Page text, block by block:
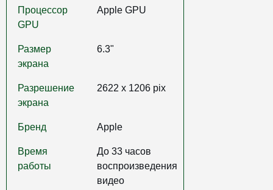
Процессор
GPU
Apple GPU
Размер
экрана
6.3"
Разрешение
экрана
2622 x 1206 pix
Бренд Apple
Время
работы
До 33 часов
воспроизведения
видео